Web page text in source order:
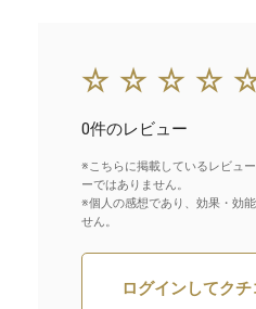
0件のレビュー
※こちらに掲載しているレビュ
ーではありません。
※個人の感想であり、効果・効
せん。
ログインしてク